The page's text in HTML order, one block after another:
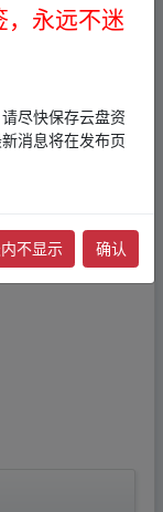
。
网站立场，作
版权，请点击
.完整版
粤
永远不迷
尽快保存云盘资
消息将在发布页
不显示 确认